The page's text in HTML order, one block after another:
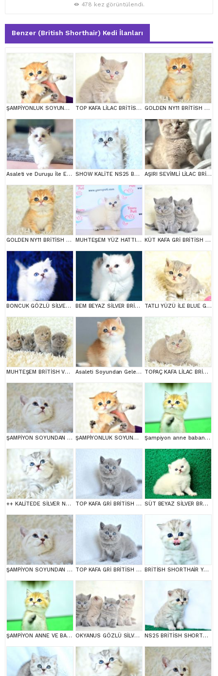
478 kez görüntülendi.
Benzer (British Shorthair) Kedi İlanları
ŞAMPİYONLUK SOYUNDAN NY11 GOLDEN BRİTİSH SHORTHAİR TOP KAFA LİLAC BRİTİSH SHORTHAİR YAVRULARIMIZ GOLDEN NY11 BRİTİSH SHORTHAİR YAVRUMUZ
Asaleti ve Duruşu İle Eşsiz Güzellikte Ragdoll SHOW KALİTE NS25 BRİTİSH SHORTHAİR YAVRUMUZ DİŞİ AŞIRI SEVİMLİ LİLAC BRİTİSH SHORTHAİR
GOLDEN NY11 BRİTİSH SHORTHAİR YAVRUMUZ MUHTEŞEM YÜZ HATTI SİLVER BRİTİSH SHORTHAİRNS1133 KÜT KAFA GRİ BRİTİSH SHORTHAİR YAVRULARIMIZ
BONCUK GÖZLÜ SİLVER BRİTİSH SHORTHAİR NS1133 BEM BEYAZ SİLVER BRİTİSH SHORTHAİR NS1133 TATLI YÜZÜ İLE BLUE GOLDEN BRİTİSH SHORTHAİR
MUHTEŞEM BRİTİSH VE SCOTTİSH YAVRULAR Asaleti Soyundan Gelen Golden British Yavrularımız TOPAÇ KAFA LİLAC BRİTİSH SHORTHAİR
ŞAMPİYON SOYUNDAN LYNX BRİTİSH SHORTHAİR ŞAMPİYONLUK SOYUNDAN NY11 GOLDEN BRİTİSH SHORTHAİR Şampiyon anne babanın yavrusu ny11 golden british
++ KALİTEDE SİLVER NS24 BRİTİSH SHORTHAİR TOP KAFA GRİ BRİTİSH SHORTHAİR YAVRUMUZ SÜT BEYAZ SİLVER BRTİSH SHORTHAİR NS1133
ŞAMPİYON SOYUNDAN LYNX BRİTİSH SHORTHAİR TOP KAFA GRİ BRİTİSH SHORTHAİR YAVRUMUZ BRİTİSH SHORTHAİR YAVRUMUZ
ŞAMPİYON ANNE VE BABANI YAVRUSU NY11 GOLDEN BRİTİSH SHORTHAİR YAVRUMUZ OKYANUS GÖZLÜ SİLVER POİNT BRİTİSH SHORTHAİR YAVRUMUZ NS25 BRİTİSH SHORTHAİR